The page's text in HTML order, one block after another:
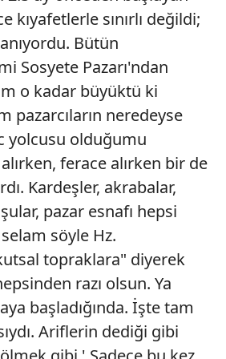
kıyafetlerle sınırlı değildi;
Bütün
Sosyete Pazarı'ndan
o kadar büyüktü ki
pazarcıların neredeyse
yolcusu olduğumu
ferace alırken bir de
Kardeşler, akrabalar,
pazar esnafı hepsi
söyle Hz.
topraklara" diyerek
razı olsun. Ya
başladığında. İşte tam
Ariflerin dediği gibi